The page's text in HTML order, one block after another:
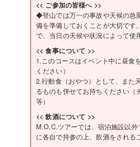
<< ご参加の皆様へ >>
◆登山では万一の事故や天候の急
備を準備しておくことが大切で
で、当日の天候や状況によって
<< 食事について >>
1.このコースはイベント中に昼食
ください）
2.行動食（おやつ）として、また
るものも併せてお持ちください
等）
<< 飲酒について >>
M.O.C.ツアーでは、宿泊施設以
に各自で持参の上、飲酒をされ